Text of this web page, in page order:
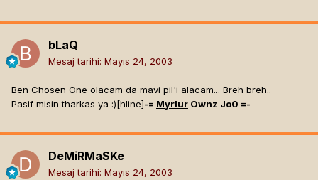
bLaQ
Mesaj tarihi: Mayıs 24, 2003
Ben Chosen One olacam da mavi pil'i alacam... Breh breh..
Pasif misin tharkas ya :)[hline]-= Myrlur Ownz Jo0 =-
DeMiRMaSKe
Mesaj tarihi: Mayıs 24, 2003